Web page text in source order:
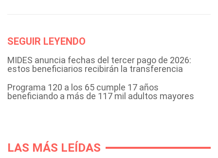
SEGUIR LEYENDO
MIDES anuncia fechas del tercer pago de 2026:
estos beneficiarios recibirán la transferencia
Programa 120 a los 65 cumple 17 años
beneficiando a más de 117 mil adultos mayores
LAS MÁS LEÍDAS